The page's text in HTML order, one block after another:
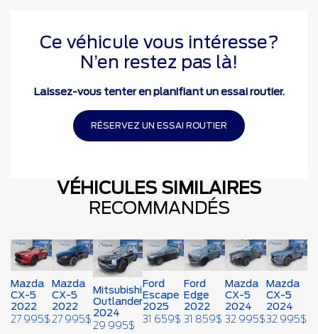
Ce véhicule vous intéresse?
N’en restez pas là!
Laissez-vous tenter en planifiant un essai routier.
RÉSERVEZ UN ESSAI ROUTIER
VÉHICULES SIMILAIRES
RECOMMANDÉS
Mazda
CX-5
2022
27 995$
Mazda
CX-5
2022
27 995$
Mitsubishi
Outlander
2024
29 995$
Ford
Escape
2025
31 659$
Ford
Edge
2022
31 859$
Mazda
CX-5
2024
32 995$
Mazda
CX-5
2024
32 995$